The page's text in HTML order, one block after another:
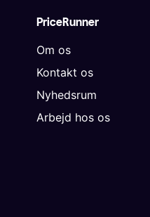
PriceRunner
Om os
Kontakt os
Nyhedsrum
Arbejd hos os